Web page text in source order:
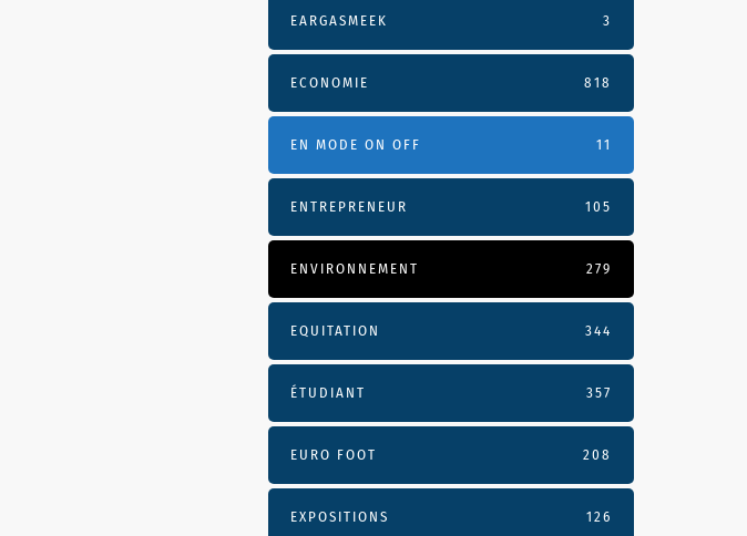
EARGASMEEK 3
ECONOMIE 818
EN MODE ON OFF 11
ENTREPRENEUR 105
ENVIRONNEMENT 279
EQUITATION 344
ÉTUDIANT 357
EURO FOOT 208
EXPOSITIONS 126